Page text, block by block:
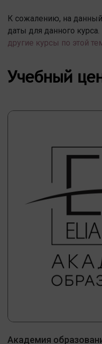
К сожалению, на
даты для данного
другие курсы по этой
Учебный
Академия